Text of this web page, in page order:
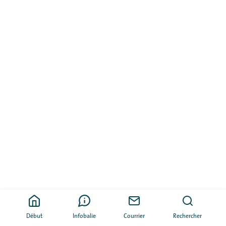
Début Infobalie Courrier Rechercher